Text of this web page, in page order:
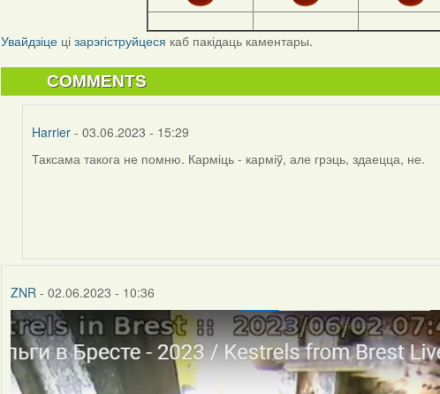
Увайдзіце цізарэгіструйцеся каб пакідаць каментары.
COMMENTS
Harrier- 03.06.2023 - 15:29
In
Таксама такога не помню. Карміць - карміў, але грэць, здаецца, не.
ZNR - 02.06.2023 - 10:36